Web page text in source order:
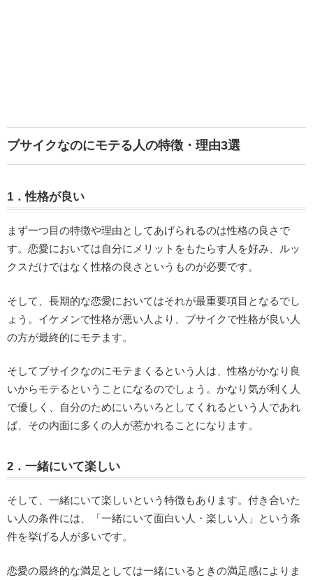
ブサイクなのにモテる人の特徴・理由3選
1．性格が良い
まず一つ目の特徴や理由としてあげられるのは性格の良さで
す。恋愛においては自分にメリットをもたらす人を好み、ルッ
クスだけではなく性格の良さというものが必要です。
そして、長期的な恋愛においてはそれが最重要項目となるでし
ょう。イケメンで性格が悪い人より、ブサイクで性格が良い人
の方が最終的にモテます。
そしてブサイクなのにモテまくるという人は、性格がかなり良
いからモテるということになるのでしょう。かなり気が利く人
で優しく、自分のためにいろいろとしてくれるという人であれ
ば、その内面に多くの人が惹かれることになります。
2．一緒にいて楽しい
そして、一緒にいて楽しいという特徴もあります。付き合いた
い人の条件には、「一緒にいて面白い人・楽しい人」という条
件を挙げる人が多いです。
恋愛の最終的な満足としては一緒にいるときの満足感によりま